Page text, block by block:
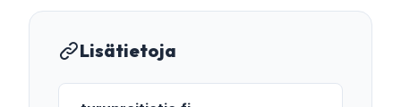
Lisätietoja